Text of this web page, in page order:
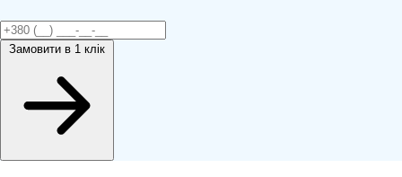
Замовити в 1 клік